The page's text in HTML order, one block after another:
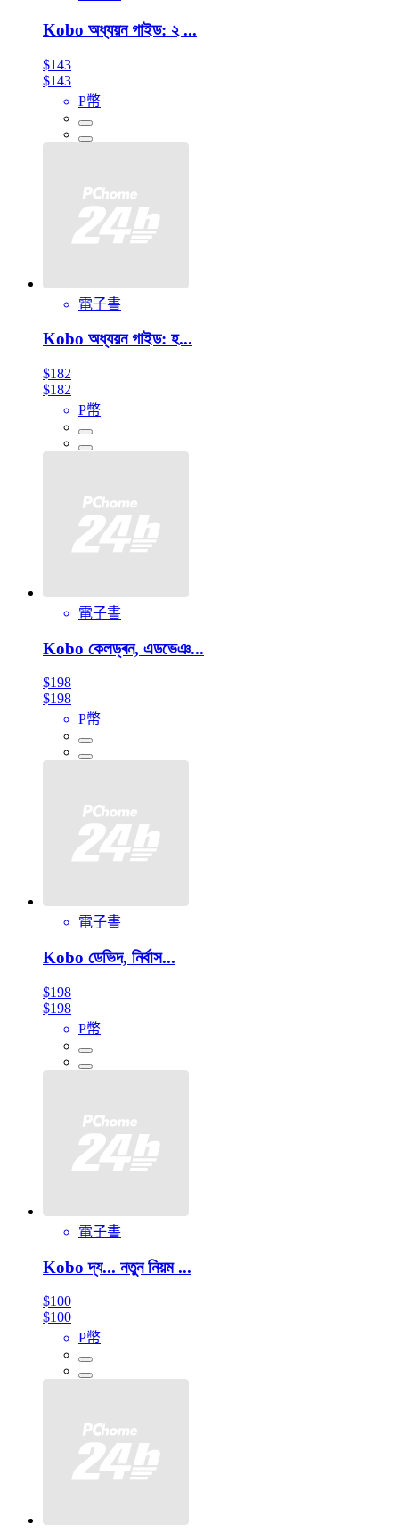
Kobo অধ্যয়ন গাইড: ২ ...
$143
$143
P幣
電子書
Kobo অধ্যয়ন গাইড: হ...
$182
$182
P幣
電子書
Kobo কেলড্ৰন, এডভেঞ...
$198
$198
P幣
電子書
Kobo ডেভিদ, নিৰ্বাস...
$198
$198
P幣
電子書
Kobo দ্য... নতুন নিয়ম ...
$100
$100
P幣